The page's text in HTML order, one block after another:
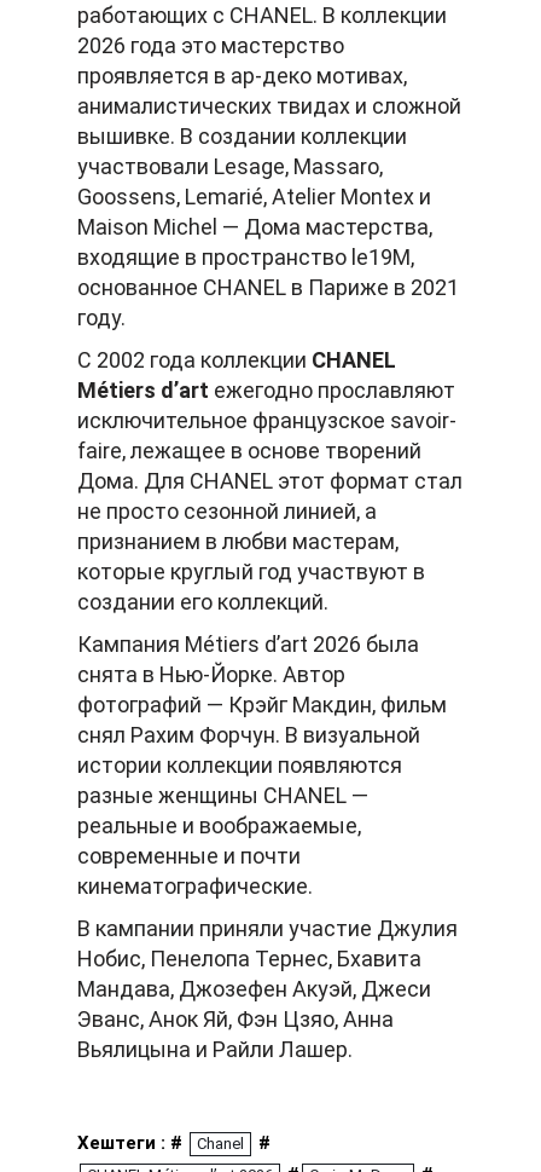
работающих с CHANEL. В коллекции
2026 года это мастерство
проявляется в ар-деко мотивах,
анималистических твидах и сложной
вышивке. В создании коллекции
участвовали Lesage, Massaro,
Goossens, Lemarié, Atelier Montex и
Maison Michel — Дома мастерства,
входящие в пространство le19M,
основанное CHANEL в Париже в 2021
году.
С 2002 года коллекции CHANEL
Métiers d’art ежегодно прославляют
исключительное французское savoir-
faire, лежащее в основе творений
Дома. Для CHANEL этот формат стал
не просто сезонной линией, а
признанием в любви мастерам,
которые круглый год участвуют в
создании его коллекций.
Кампания Métiers d’art 2026 была
снята в Нью-Йорке. Автор
фотографий — Крэйг Макдин, фильм
снял Рахим Форчун. В визуальной
истории коллекции появляются
разные женщины CHANEL —
реальные и воображаемые,
современные и почти
кинематографические.
В кампании приняли участие Джулия
Нобис, Пенелопа Тернес, Бхавита
Мандава, Джозефен Акуэй, Джеси
Эванс, Анок Яй, Фэн Цзяо, Анна
Вьялицына и Райли Лашер.
Хештеги : # Chanel #